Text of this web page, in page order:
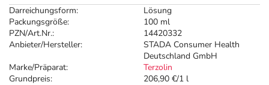
Darreichungsform:
Lösung
Packungsgröße:
100 ml
PZN/Art.Nr.:
14420332
Anbieter/Hersteller:
STADA Consumer Health
Deutschland GmbH
Marke/Präparat:
Terzolin
Grundpreis:
206,90 €/1 l